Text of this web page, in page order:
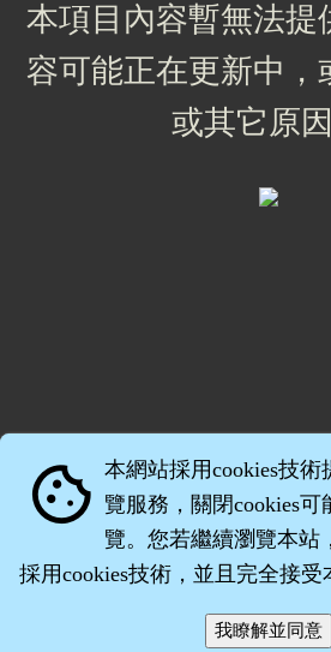
本項目內容暫無法提
容可能正在更新中，
或其它原因
‧沈藥子
cookie 本網站採用cookies技
覽服務，關閉cookies可
覽。您若繼續瀏覽本站
採用cookies技術，並且完全接受